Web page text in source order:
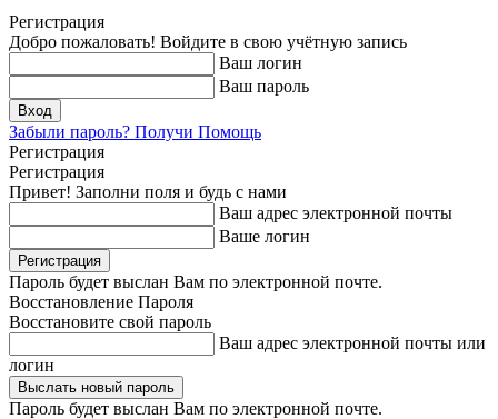
Регистрация
Добро пожаловать! Войдите в свою учётную запись
Ваш логин
Ваш пароль
Забыли пароль? Получи Помощь
Регистрация
Регистрация
Привет! Заполни поля и будь с нами
Ваш адрес электронной почты
Ваше логин
Пароль будет выслан Вам по электронной почте.
Восстановление Пароля
Восстановите свой пароль
Ваш адрес электронной почты или
логин
Пароль будет выслан Вам по электронной почте.